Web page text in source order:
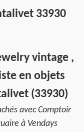
33930
vintage ,
en objets
(33930)
avec Comptoir
à Vendays